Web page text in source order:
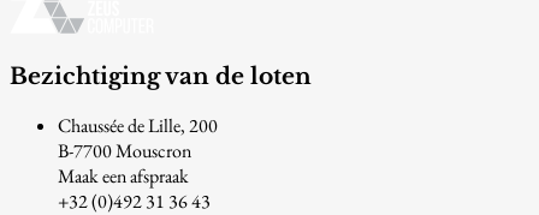
Bezichtiging van de loten
Chaussée de Lille, 200
B-7700 Mouscron
Maak een afspraak
+32 (0)492 31 36 43